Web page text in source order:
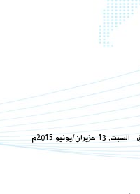
حزيران/يونيو 2015م